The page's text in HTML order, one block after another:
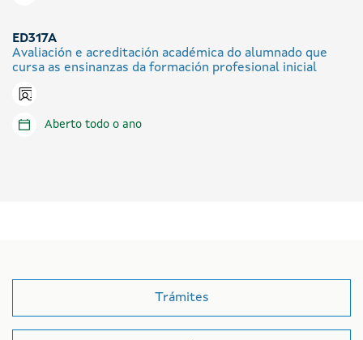
ED317A
Avaliación e acreditación académica do alumnado que
cursa as ensinanzas da formación profesional inicial
Icono presencial
Aberto todo o ano
Trámites